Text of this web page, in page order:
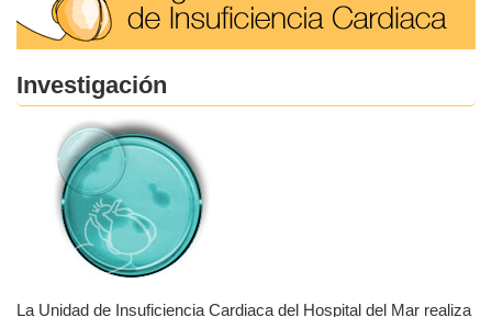
Investigación
La Unidad de Insuficiencia Cardiaca del Hospital del Mar realiza